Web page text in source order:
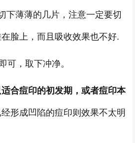
下薄薄的几片，注意一定要切
脸上，而且吸收效果也不好.
可，取下冲净。
合痘印的初发期，或者痘印本
形成凹陷的痘印则效果不太明